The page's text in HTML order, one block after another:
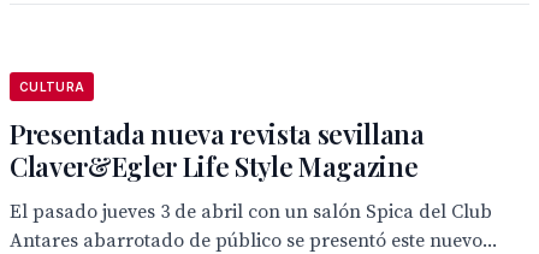
CULTURA
Presentada nueva revista sevillana
Claver&Egler Life Style Magazine
El pasado jueves 3 de abril con un salón Spica del Club
Antares abarrotado de público se presentó este nuevo...